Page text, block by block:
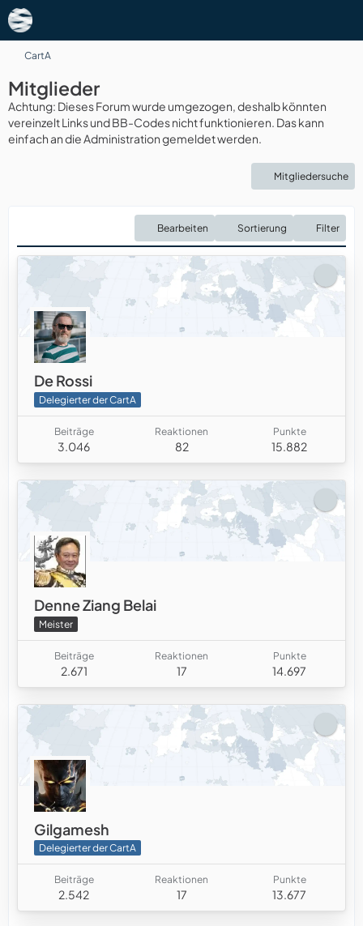
CartA
Mitglieder
Achtung: Dieses Forum wurde umgezogen, deshalb könnten
vereinzelt Links und BB-Codes nicht funktionieren. Das kann
einfach an die Administration gemeldet werden.
Mitgliedersuche
Bearbeiten Sortierung Filter
De Rossi
Delegierter der CartA
Beiträge
3.046
Reaktionen
82
Punkte
15.882
Denne Ziang Belai
Meister
Beiträge
2.671
Reaktionen
17
Punkte
14.697
Gilgamesh
Delegierter der CartA
Beiträge
2.542
Reaktionen
17
Punkte
13.677